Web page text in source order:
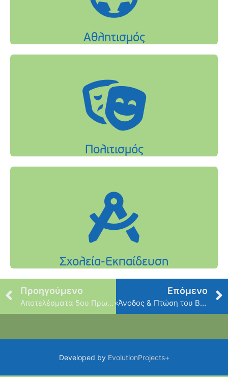
Προηγούμενο
Αποτελέσματα 5ου Πρωταθλήματος Σκάκι
Επόμενο
«Άνοδος & Πτώση του Βυζαντίου»
Developed by EvolutionProjects+